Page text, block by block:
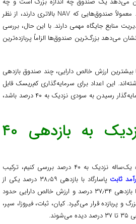
مقدار سرمایه تحت مدیریت دارد. معمولاً صندوق‌هایی که NAV بالاتری دارند، از نظر
منابع جایگاه مهمی دارند. با این حال، بررسی
می‌دهد بزرگ‌ترین صندوق‌ها الزاماً پربازده‌ترین
بیشترین ارزش خالص دارایی، چند صندوق بازدهی
تا ۳۴ درصد داشته‌اند. این اعداد برای سرمایه‌گذاری کم‌ریسک قابل
توجه هستند، اما وقتی هدف سرمایه‌گذار رسیدن به سودی نزدیک به ۴۰ درصد باشد،
صندوق‌های نزدیک به بازدهی ۴۰
وقتی صندوق‌ها را بر اساس بازده یک‌ساله نزدیک به ۴۰ درصد بررسی کنیم، ترکیب
ثابت
پاسارگاد با بازدهی ۳۸٫۵۹ درصد یکی از
بالاترین بازدهی‌ها را دارد. افران با بازدهی ۳۷٫۳۴ درصد و ارزش خالص دارایی حدود
و پربازده قرار می‌گیرد. کیان، ثبات، فیروزا، سپر،